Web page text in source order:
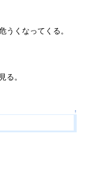
うくなってくる。
る。
↑